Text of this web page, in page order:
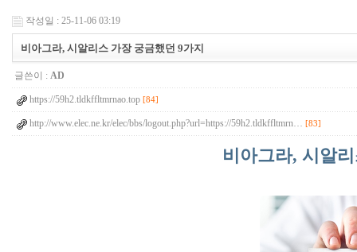
작성일 : 25-11-06 03:19
비아그라, 시알리스 가장 궁금했던 9가지
글쓴이 : AD
https://59h2.tldkffltmrnao.top [84]
http://www.elec.ne.kr/elec/bbs/logout.php?url=https://59h2.tldkffltmrn… [83]
비아그라, 시알